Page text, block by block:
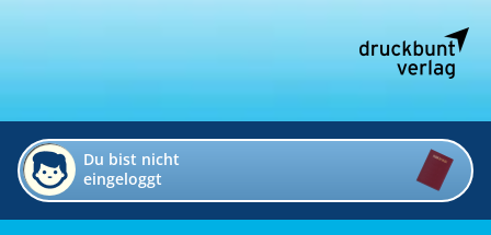
Du bist nicht
eingeloggt